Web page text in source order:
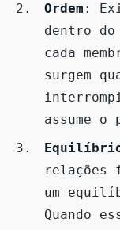
Ordem :
dentro
cada
surgem
assume o
relações
um
Quando